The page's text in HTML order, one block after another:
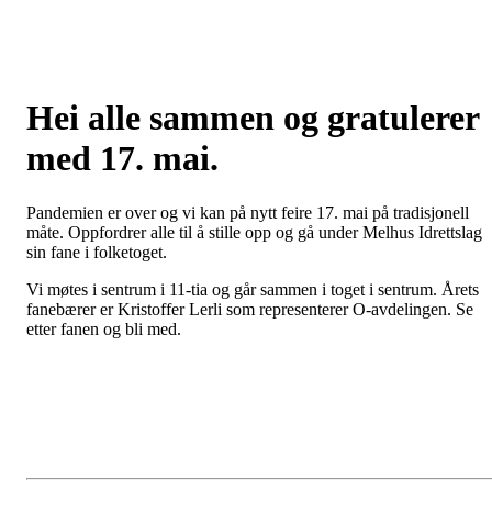
Hei alle sammen og gratulerer
med 17. mai.
Pandemien er over og vi kan på nytt feire 17. mai på tradisjonell
måte. Oppfordrer alle til å stille opp og gå under Melhus Idrettslag
sin fane i folketoget.
Vi møtes i sentrum i 11-tia og går sammen i toget i sentrum. Årets
fanebærer er Kristoffer Lerli som representerer O-avdelingen. Se
etter fanen og bli med.